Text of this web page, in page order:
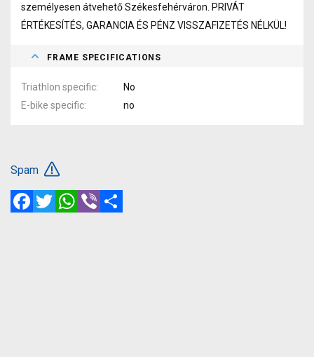
személyesen átvehető Székesfehérváron. PRIVÁT
ÉRTÉKESÍTÉS, GARANCIA ÉS PÉNZ VISSZAFIZETÉS NÉLKÜL!
FRAME SPECIFICATIONS
Triathlon specific
No
E-bike specific
no
Spam
FacebookTwitterWhatsApp
Viber